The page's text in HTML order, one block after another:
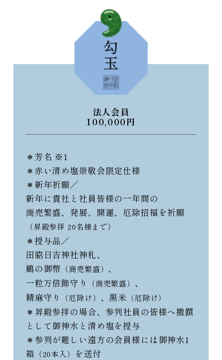
法人会員
100,000円
＊芳名 ※1
＊赤い清め塩崇敬会限定仕様
＊新年祈願／
新年に貴社と社員皆様の一年間の
商売繁盛、発展、開運、厄除招福を祈願
（昇殿参拝 20名様まで）
＊授与品／
田脇日吉神社神札、
鶴の御幣 （商売繁盛） 、
一粒万倍飾守り
（商売繁盛） 、
精麻守り
（厄除け） 、黒米 （厄除け）
＊昇殿参拝の場合、参列社員の皆様へ撒饌
として御神水と清め塩を授与
＊参列が難しい遠方の会員様には御神水1
箱 （20本入）
を送付